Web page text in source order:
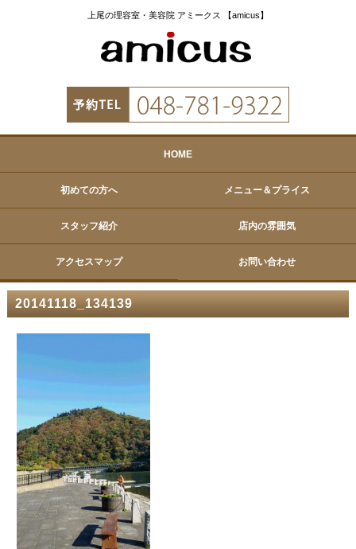
上尾の理容室・美容院 アミークス 【amicus】
HOME
初めての方へ メニュー＆プライス
スタッフ紹介 店内の雰囲気
アクセスマップ お問い合わせ
20141118_134139